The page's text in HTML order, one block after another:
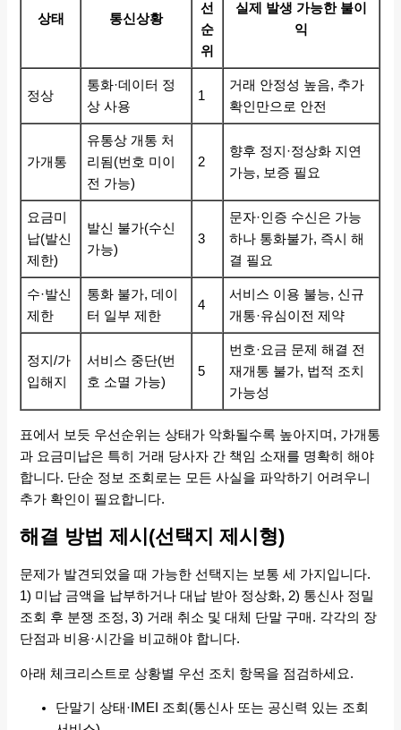
상태 통신상황
선
순
위
실제 발생 가능한 불이
익
정상
통화·데이터 정
상 사용
1
거래 안정성 높음, 추가
확인만으로 안전
가개통
유통상 개통 처
리됨(번호 미이
전 가능)
2
향후 정지·정상화 지연
가능, 보증 필요
요금미
납(발신
제한)
발신 불가(수신
가능)
3
문자·인증 수신은 가능
하나 통화불가, 즉시 해
결 필요
수·발신
제한
통화 불가, 데이
터 일부 제한
4
서비스 이용 불능, 신규
개통·유심이전 제약
정지/가
입해지
서비스 중단(번
호 소멸 가능)
5
번호·요금 문제 해결 전
재개통 불가, 법적 조치
가능성
표에서 보듯 우선순위는 상태가 악화될수록 높아지며, 가개통
과 요금미납은 특히 거래 당사자 간 책임 소재를 명확히 해야
합니다. 단순 정보 조회로는 모든 사실을 파악하기 어려우니
추가 확인이 필요합니다.
해결 방법 제시(선택지 제시형)
문제가 발견되었을 때 가능한 선택지는 보통 세 가지입니다.
1) 미납 금액을 납부하거나 대납 받아 정상화, 2) 통신사 정밀
조회 후 분쟁 조정, 3) 거래 취소 및 대체 단말 구매. 각각의 장
단점과 비용·시간을 비교해야 합니다.
아래 체크리스트로 상황별 우선 조치 항목을 점검하세요.
단말기 상태·IMEI 조회(통신사 또는 공신력 있는 조회